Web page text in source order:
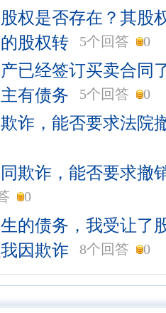
权是否存在？其股
股权转 5个回答 0
已经签订买卖合同
有债务 5个回答 0
诈，能否要求法院
欺诈，能否要求撤
0
的债务，我受让了
因欺诈 8个回答 0